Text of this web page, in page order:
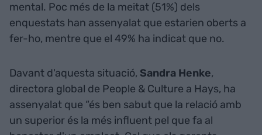
mental. Poc més de la meitat (51%) dels
enquestats han assenyalat que estarien oberts a
fer-ho, mentre que el 49% ha indicat que no.
Davant d'aquesta situació, Sandra Henke,
directora global de People & Culture a Hays, ha
assenyalat que “és ben sabut que la relació amb
un superior és la més influent pel que fa al